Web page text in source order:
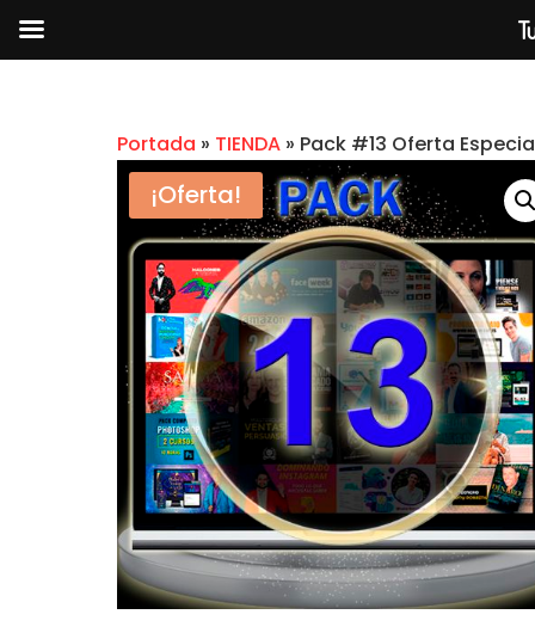
Portada » TIENDA » Pack #13 Oferta
¡Oferta!